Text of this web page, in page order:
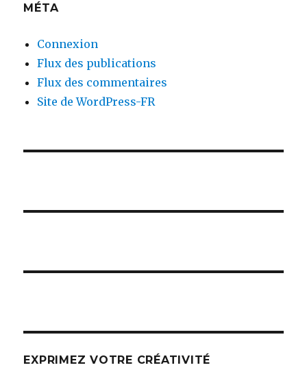
MÉTA
Connexion
Flux des publications
Flux des commentaires
Site de WordPress-FR
EXPRIMEZ VOTRE CRÉATIVITÉ